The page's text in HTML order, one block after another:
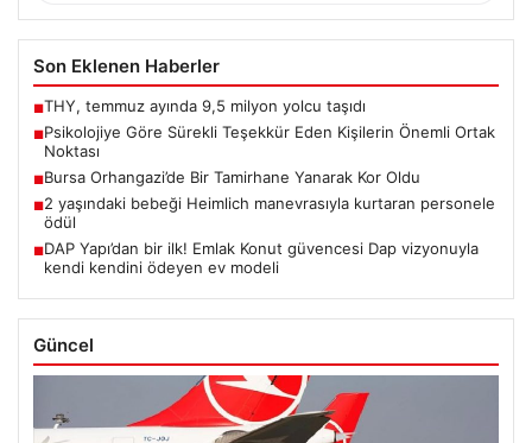
Son Eklenen Haberler
■THY, temmuz ayında 9,5 milyon yolcu taşıdı
■Psikolojiye Göre Sürekli Teşekkür Eden Kişilerin Önemli Ortak
Noktası
■Bursa Orhangazi’de Bir Tamirhane Yanarak Kor Oldu
■2 yaşındaki bebeği Heimlich manevrasıyla kurtaran personele
ödül
■DAP Yapı’dan bir ilk! Emlak Konut güvencesi Dap vizyonuyla
kendi kendini ödeyen ev modeli
Güncel